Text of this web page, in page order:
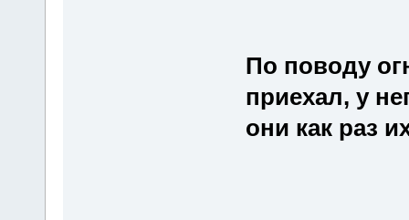
По поводу
приехал, у
они как раз